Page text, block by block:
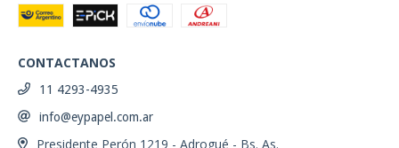
CONTACTANOS
11 4293-4935
info@eypapel.com.ar
Presidente Perón 1219 - Adrogué - Bs. As.